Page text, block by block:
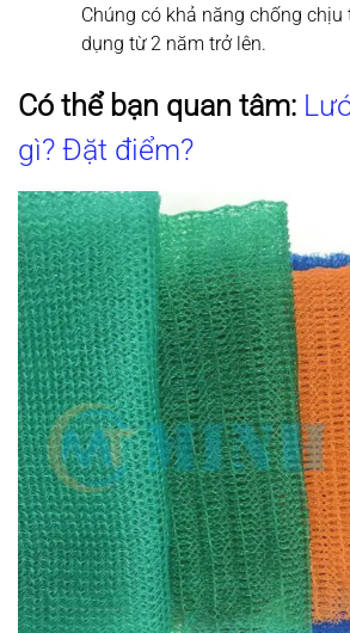
Chúng có khả năng chống
dụng từ 2 năm trở lên.
Có thể bạn quan tâm:
gì? Đặt điểm?